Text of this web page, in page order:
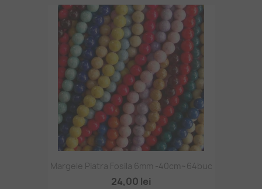
Margele Piatra Fosila 6mm -40cm~64buc
24,00 lei